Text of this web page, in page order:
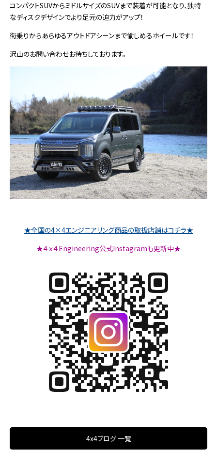
コンパクトSUVからミドルサイズのSUVまで装着が可能となり、独特
なディスクデザインでより足元の迫力がアップ！
街乗りからあらゆるアウトドアシーンまで愉しめるホイールです！
沢山のお問い合わせお待ちしております。
★全国の4×4エンジニアリング商品の取扱店舗はコチラ★
★４ｘ４Engineering公式Instagramも更新中★
4x4ブログ 一覧